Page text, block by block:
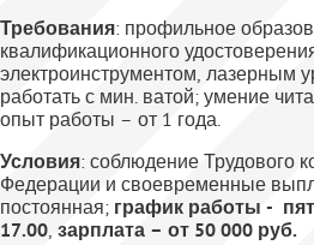
Требования: профильное
квалификационного
электроинструментом, лазерным
работать с мин. ватой; умение
опыт работы – от 1 года.
Условия: соблюдение Трудового
Федерации и своевременные
постоянная; график работы -
17.00, зарплата – от 50 000 руб.